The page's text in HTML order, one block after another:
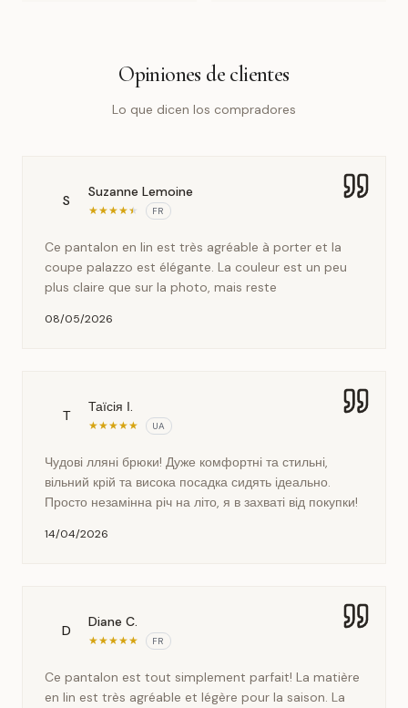
Opiniones de clientes
Lo que dicen los compradores
S
Suzanne Lemoine
★★★★★ FR
Ce pantalon en lin est très agréable à porter et la
coupe palazzo est élégante. La couleur est un peu
plus claire que sur la photo, mais reste
08/05/2026
Т
Таїсія І.
★★★★★ UA
Чудові лляні брюки! Дуже комфортні та стильні,
вільний крій та висока посадка сидять ідеально.
Просто незамінна річ на літо, я в захваті від покупки!
14/04/2026
D
Diane C.
★★★★★ FR
Ce pantalon est tout simplement parfait! La matière
en lin est très agréable et légère pour la saison. La